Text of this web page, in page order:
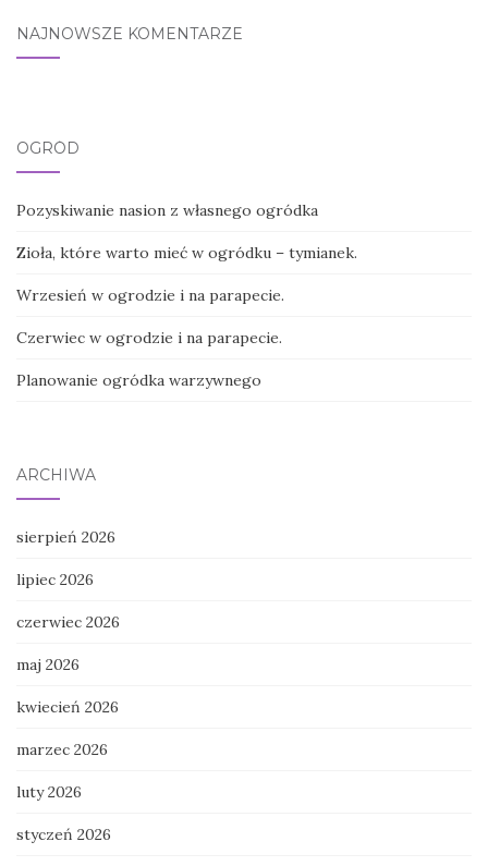
NAJNOWSZE KOMENTARZE
OGRÓD
Pozyskiwanie nasion z własnego ogródka
Zioła, które warto mieć w ogródku – tymianek.
Wrzesień w ogrodzie i na parapecie.
Czerwiec w ogrodzie i na parapecie.
Planowanie ogródka warzywnego
ARCHIWA
sierpień 2026
lipiec 2026
czerwiec 2026
maj 2026
kwiecień 2026
marzec 2026
luty 2026
styczeń 2026